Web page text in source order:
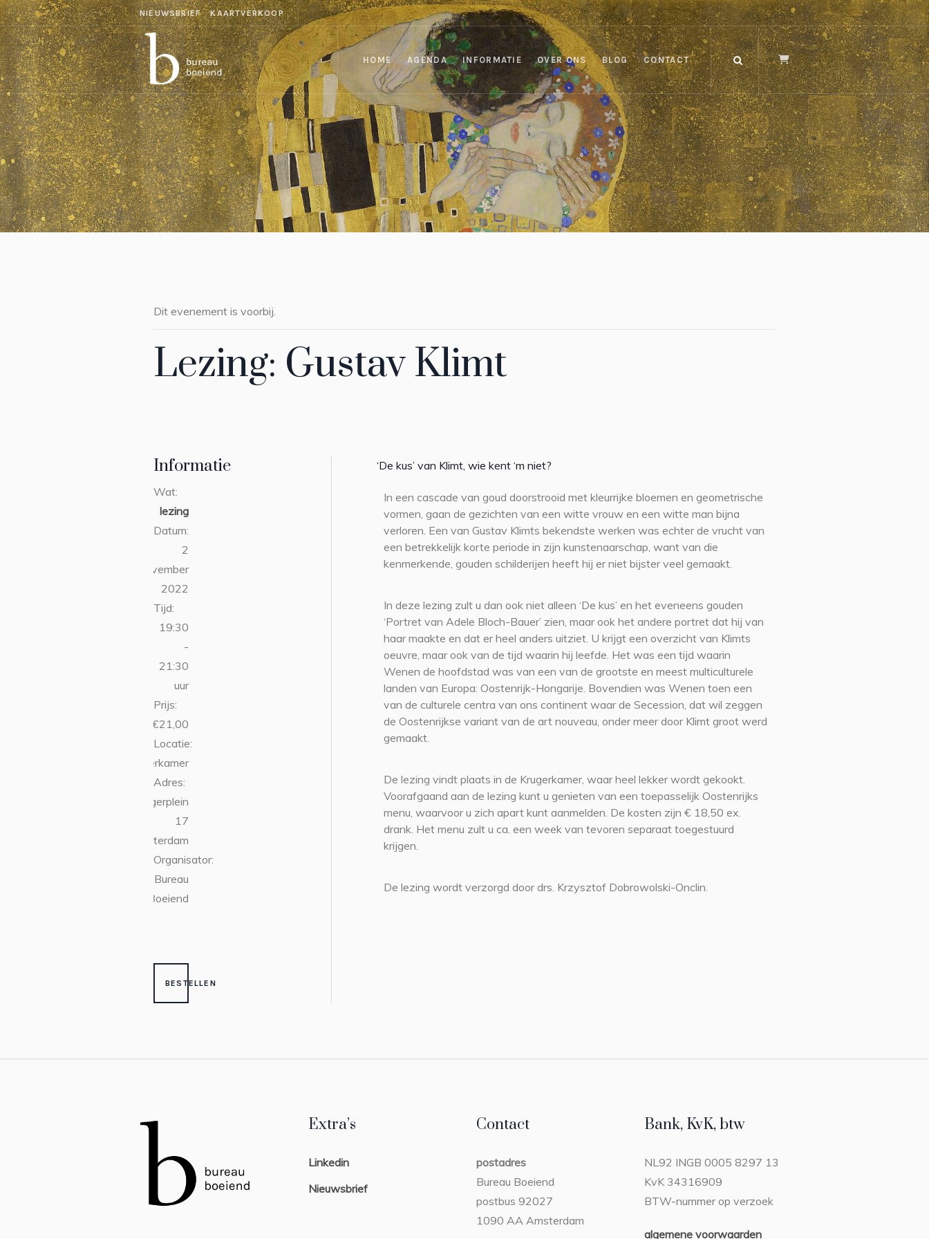
NIEUWSBRIEF KAARTVERKOOP
HOME AGENDA INFORMATIE OVER ONS BLOG CONTACT
Dit evenement is voorbij.
Lezing: Gustav Klimt
Informatie
Wat:
lezing
Datum:
2
november
2022
Tijd:
19:30
-
21:30
uur
Prijs:
€21,00
Locatie:
Krugerkamer
Adres:
Krugerplein
17
Amsterdam
Organisator:
Bureau
Boeiend
BESTELLEN
‘De kus’ van Klimt, wie kent ‘m niet?
In een cascade van goud doorstrooid met kleurrijke bloemen en geometrische
vormen, gaan de gezichten van een witte vrouw en een witte man bijna
verloren. Een van Gustav Klimts bekendste werken was echter de vrucht van
een betrekkelijk korte periode in zijn kunstenaarschap, want van die
kenmerkende, gouden schilderijen heeft hij er niet bijster veel gemaakt.
In deze lezing zult u dan ook niet alleen ‘De kus’ en het eveneens gouden
‘Portret van Adele Bloch-Bauer’ zien, maar ook het andere portret dat hij van
haar maakte en dat er heel anders uitziet. U krijgt een overzicht van Klimts
oeuvre, maar ook van de tijd waarin hij leefde. Het was een tijd waarin
Wenen de hoofdstad was van een van de grootste en meest multiculturele
landen van Europa: Oostenrijk-Hongarije. Bovendien was Wenen toen een
van de culturele centra van ons continent waar de Secession, dat wil zeggen
de Oostenrijkse variant van de art nouveau, onder meer door Klimt groot werd
gemaakt.
De lezing vindt plaats in de Krugerkamer, waar heel lekker wordt gekookt.
Voorafgaand aan de lezing kunt u genieten van een toepasselijk Oostenrijks
menu, waarvoor u zich apart kunt aanmelden. De kosten zijn € 18,50 ex.
drank. Het menu zult u ca. een week van tevoren separaat toegestuurd
krijgen.
De lezing wordt verzorgd door drs. Krzysztof Dobrowolski-Onclin.
Extra’s
Linkedin
Nieuwsbrief
Contact
postadres
Bureau Boeiend
postbus 92027
1090 AA Amsterdam
Bank, KvK, btw
NL92 INGB 0005 8297 13
KvK 34316909
BTW-nummer op verzoek
algemene voorwaarden